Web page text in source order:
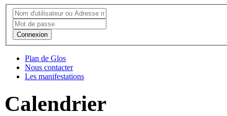
Connexion
Plan de Glos
Nous contacter
Les manifestations
Calendrier